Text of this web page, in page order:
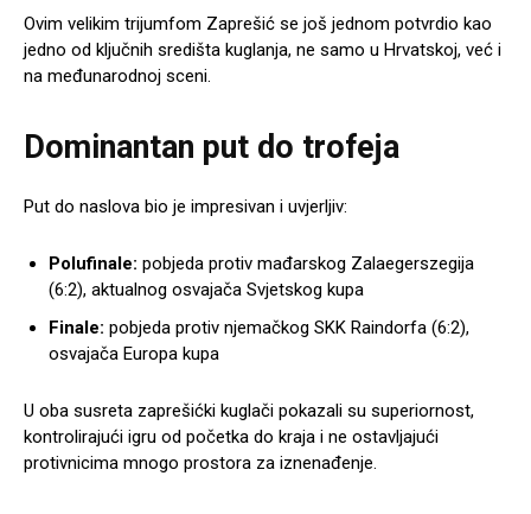
Ovim velikim trijumfom Zaprešić se još jednom potvrdio kao
jedno od ključnih središta kuglanja, ne samo u Hrvatskoj, već i
na međunarodnoj sceni.
Dominantan put do trofeja
Put do naslova bio je impresivan i uvjerljiv:
Polufinale: pobjeda protiv mađarskog Zalaegerszegija
(6:2), aktualnog osvajača Svjetskog kupa
Finale: pobjeda protiv njemačkog SKK Raindorfa (6:2),
osvajača Europa kupa
U oba susreta zaprešićki kuglači pokazali su superiornost,
kontrolirajući igru od početka do kraja i ne ostavljajući
protivnicima mnogo prostora za iznenađenje.